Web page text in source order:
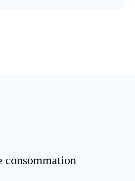
consommation